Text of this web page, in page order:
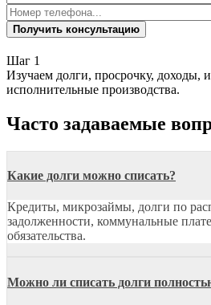
Получить консультацию
Шаг 1
Изучаем долги, просрочку, доходы,
исполнительные производства.
Часто задаваемые
Какие долги можно списать?
Кредиты, микрозаймы, долги по
задолженности, коммунальные
обязательства.
Можно ли списать долги